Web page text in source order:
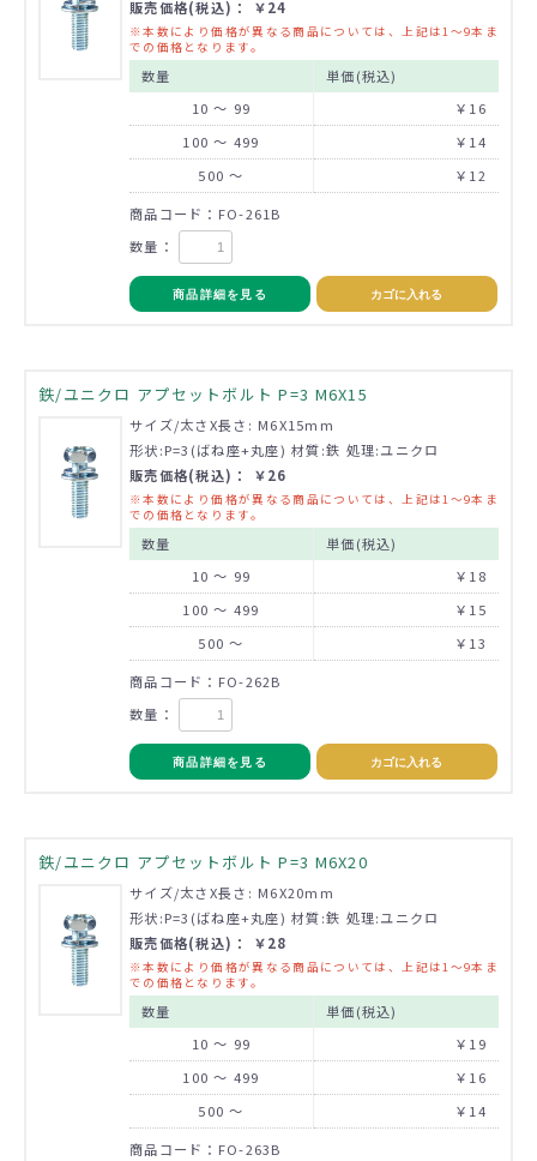
販売価格(税込)： ￥24
※本数により価格が異なる商品については、上記は1～9本ま
での価格となります。
数量
単価(税込)
10 ～ 99
￥16
100 ～ 499
￥14
500 ～
￥12
商品コード：FO-261B
数量：
商品詳細を見る カゴに入れる
鉄/ユニクロ アプセットボルト P=3 M6X15
サイズ/太さX長さ: M6X15mm
形状:P=3(ばね座+丸座) 材質:鉄 処理:ユニクロ
販売価格(税込)： ￥26
※本数により価格が異なる商品については、上記は1～9本ま
での価格となります。
数量
単価(税込)
10 ～ 99
￥18
100 ～ 499
￥15
500 ～
￥13
商品コード：FO-262B
数量：
商品詳細を見る カゴに入れる
鉄/ユニクロ アプセットボルト P=3 M6X20
サイズ/太さX長さ: M6X20mm
形状:P=3(ばね座+丸座) 材質:鉄 処理:ユニクロ
販売価格(税込)： ￥28
※本数により価格が異なる商品については、上記は1～9本ま
での価格となります。
数量
単価(税込)
10 ～ 99
￥19
100 ～ 499
￥16
500 ～
￥14
商品コード：FO-263B